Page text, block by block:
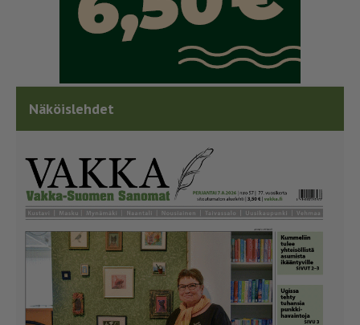
Näköislehdet